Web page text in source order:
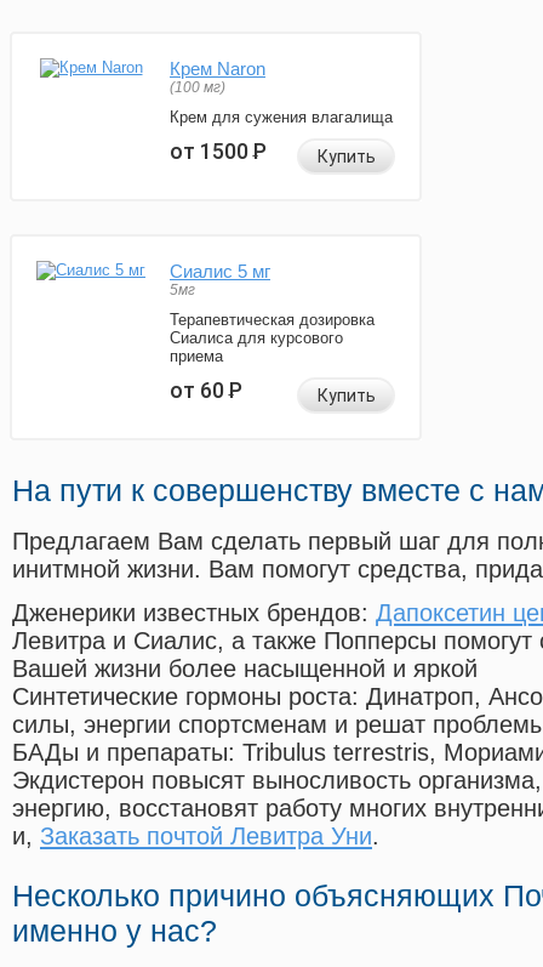
Крем Naron
(100 мг)
Крем для сужения влагалища
от 1500Р Купить
Сиалис 5 мг
5мг
Терапевтическая дозировка
Сиалиса для курсового
приема
от 60Р Купить
На пути к совершенству вместе с
Предлагаем Вам сделать первый шаг для
инитмной жизни. Вам помогут средства,
Дженерики известных брендов: Дапоксетин
Левитра и Сиалис, а также Попперсы помогут
Вашей жизни более насыщенной и яркой
Синтетические гормоны роста: Динатроп,
силы, энергии спортсменам и решат
БАДы и препараты: Tribulus terrestris,
Экдистерон повысят выносливость
энергию, восстановят работу многих
и, Заказать почтой Левитра Уни.
Несколько причино объясняющих
именно у нас?